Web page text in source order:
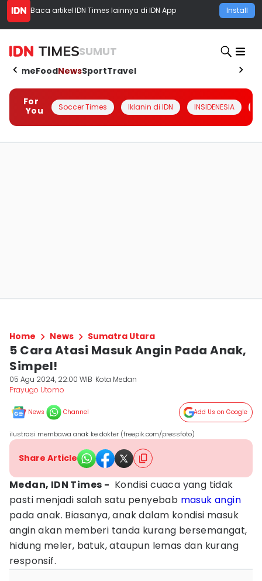
Baca artikel IDN Times lainnya di IDN App Install
SUMUT
HomeFoodNewsSportTravel
For
You
Soccer Times Iklanin di IDN INSIDENESIA
Home News Sumatra Utara
5 Cara Atasi Masuk Angin Pada Anak,
Simpel!
05 Agu 2024, 22:00 WIB Kota Medan
Prayugo Utomo
News Channel Add Us on Google
ilustrasi membawa anak ke dokter (freepik.com/pressfoto)
Share Article
Medan, IDN Times - Kondisi cuaca yang tidak
pasti menjadi salah satu penyebab masuk angin
pada anak. Biasanya, anak dalam kondisi masuk
angin akan memberi tanda kurang bersemangat,
hidung meler, batuk, ataupun lemas dan kurang
responsif.